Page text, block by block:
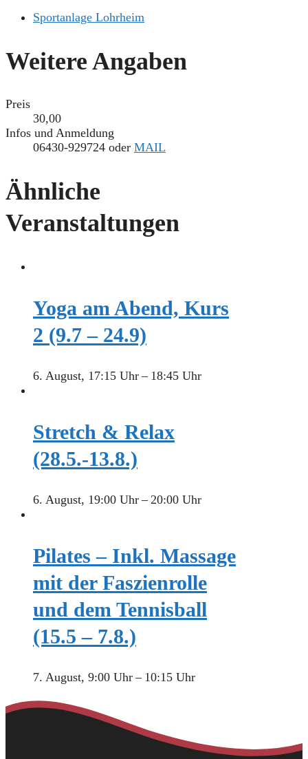
Sportanlage Lohrheim
Weitere Angaben
Preis
30,00
Infos und Anmeldung
06430-929724 oder MAIL
Ähnliche
Veranstaltungen
Yoga am Abend, Kurs
2 (9.7 – 24.9)
6. August, 17:15 Uhr– 18:45 Uhr
Stretch & Relax
(28.5.-13.8.)
6. August, 19:00 Uhr–20:00 Uhr
Pilates – Inkl. Massage
mit der Faszienrolle
und dem Tennisball
(15.5 – 7.8.)
7. August, 9:00 Uhr– 10:15 Uhr